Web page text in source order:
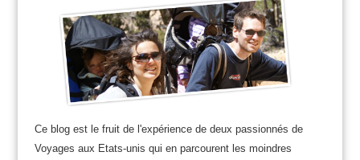
Ce blog est le fruit de l'expérience de deux passionnés de
Voyages aux Etats-unis qui en parcourent les moindres